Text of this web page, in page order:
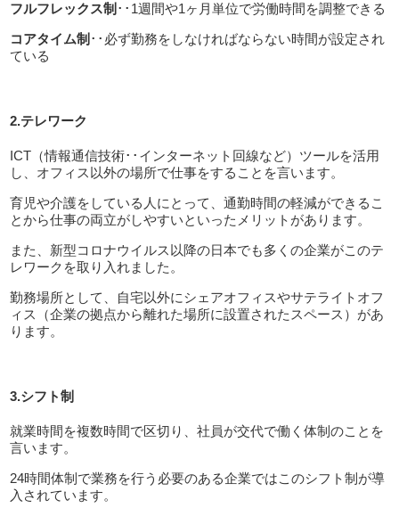
フルフレックス制 ･･1週間や1ヶ月単位で労働時間を調整できる
コアタイム制 ･･必ず勤務をしなければならない時間が設定され
ている
2.テレワーク
ICT（情報通信技術･･インターネット回線など）ツールを活用
し、オフィス以外の場所で仕事をすることを言います。
育児や介護をしている人にとって、通勤時間の軽減ができるこ
とから仕事の両立がしやすいといったメリットがあります。
また、新型コロナウイルス以降の日本でも多くの企業がこのテ
レワークを取り入れました。
勤務場所として、自宅以外にシェアオフィスやサテライトオフ
ィス（企業の拠点から離れた場所に設置されたスペース）があ
ります。
3.シフト制
就業時間を複数時間で区切り、社員が交代で働く体制のことを
言います。
24時間体制で業務を行う必要のある企業ではこのシフト制が導
入されています。